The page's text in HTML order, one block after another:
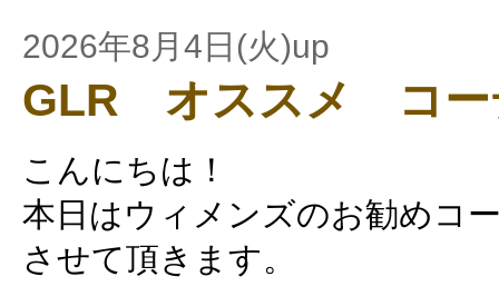
2026年8月4日(火)up
GLR オススメ コー
こんにちは！
本日はウィメンズのお勧めコ
させて頂きます。